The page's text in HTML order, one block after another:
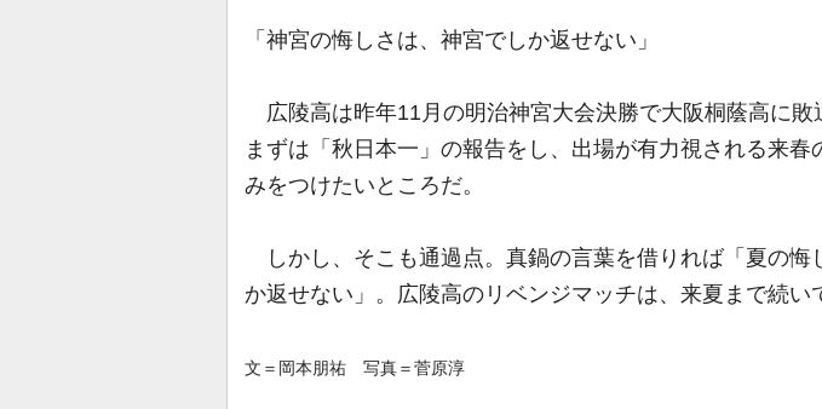
「神宮の悔しさは、神宮でしか返せない」
広陵高は昨年11月の明治神宮大会決勝で大阪桐蔭高に敗
まずは「秋日本一」の報告をし、出場が有力視される来春
みをつけたいところだ。
しかし、そこも通過点。真鍋の言葉を借りれば「夏の悔
か返せない」。広陵高のリベンジマッチは、来夏まで続い
文＝岡本朋祐 写真＝菅原淳